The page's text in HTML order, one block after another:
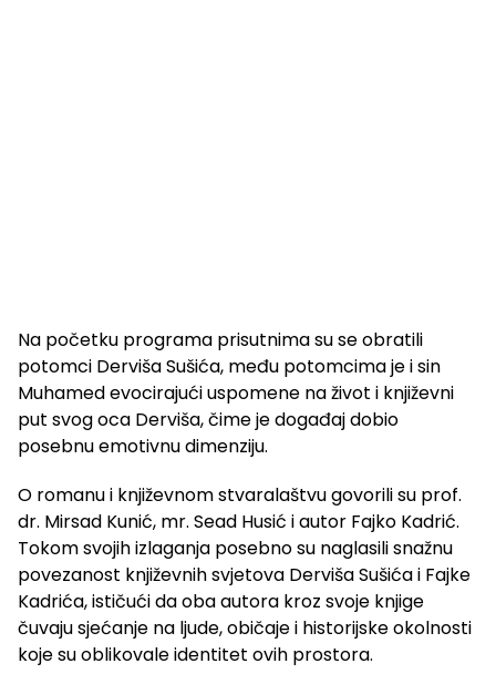
Na početku programa prisutnima su se obratili
potomci Derviša Sušića, među potomcima je i sin
Muhamed evocirajući uspomene na život i književni
put svog oca Derviša, čime je događaj dobio
posebnu emotivnu dimenziju.
O romanu i književnom stvaralaštvu govorili su prof.
dr. Mirsad Kunić, mr. Sead Husić i autor Fajko Kadrić.
Tokom svojih izlaganja posebno su naglasili snažnu
povezanost književnih svjetova Derviša Sušića i Fajke
Kadrića, ističući da oba autora kroz svoje knjige
čuvaju sjećanje na ljude, običaje i historijske okolnosti
koje su oblikovale identitet ovih prostora.